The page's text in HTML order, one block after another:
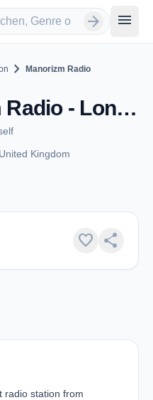
arrow_forward menu
chevron_right Manorizm Radio
Manorizm Radio - London
Kingdom
favorite share
radio station from